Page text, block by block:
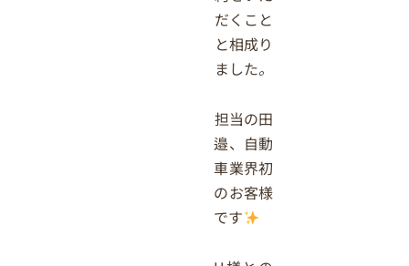
だくこと
と相成り
ました。
担当の田
邉、自動
車業界初
のお客様
です